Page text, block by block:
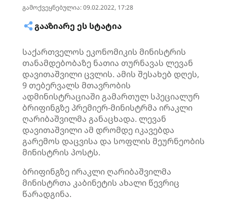
გამოქვეყნებულია: 09.02.2022, 17:28
ᲒᲐᲐᲖᲘᲐᲠᲔ ᲔᲡ ᲡᲢᲐᲢᲘᲐ
საქართველოს ეკონომიკის მინისტრის
თანამდებობაზე ნათია თურნავას ლევან
დავითაშვილი ცვლის. ამის შესახებ დღეს,
9 თებერვალს მთავრობის
ადმინისტრაციაში გამართულ სპეციალურ
ბრიფინგზე პრემიერ-მინისტრმა ირაკლი
ღარიბაშვილმა განაცხადა. ლევან
დავითაშვილი ამ დრომდე იკავებდა
გარემოს დაცვისა და სოფლის მეურნეობის
მინისტრის პოსტს.
ბრიფინგზე ირაკლი ღარიბაშვილმა
მინისტრთა კაბინეტის ახალი წევრიც
წარადგინა.